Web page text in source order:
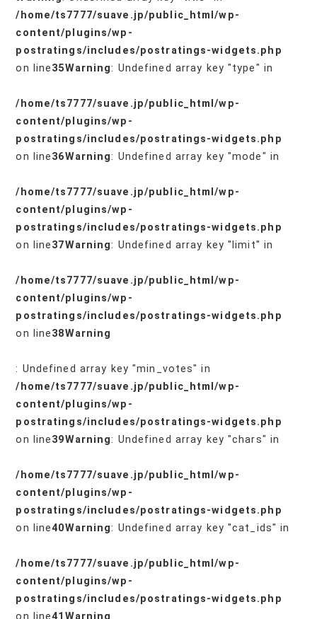
/home/ts7777/suave.jp/public_html/wp-
content/plugins/wp-
postratings/includes/postratings-widgets.php
on line35Warning: Undefined array key "type" in
/home/ts7777/suave.jp/public_html/wp-
content/plugins/wp-
postratings/includes/postratings-widgets.php
on line36Warning: Undefined array key "mode" in
/home/ts7777/suave.jp/public_html/wp-
content/plugins/wp-
postratings/includes/postratings-widgets.php
on line37Warning: Undefined array key "limit" in
/home/ts7777/suave.jp/public_html/wp-
content/plugins/wp-
postratings/includes/postratings-widgets.php
on line38Warning
: Undefined array key "min_votes" in
/home/ts7777/suave.jp/public_html/wp-
content/plugins/wp-
postratings/includes/postratings-widgets.php
on line39Warning: Undefined array key "chars" in
/home/ts7777/suave.jp/public_html/wp-
content/plugins/wp-
postratings/includes/postratings-widgets.php
on line40Warning: Undefined array key "cat_ids" in
/home/ts7777/suave.jp/public_html/wp-
content/plugins/wp-
postratings/includes/postratings-widgets.php
on line41 Warning